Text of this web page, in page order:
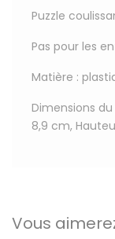
Puzzle
Pas pour les
Matière :
Dimensions
8,9 cm,
Vous